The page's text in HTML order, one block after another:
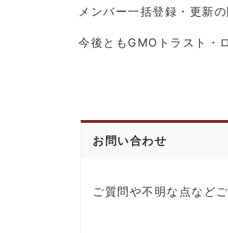
メンバー一括登録・更新
今後ともGMOトラスト・
お問い合わせ
ご質問や不明な点など